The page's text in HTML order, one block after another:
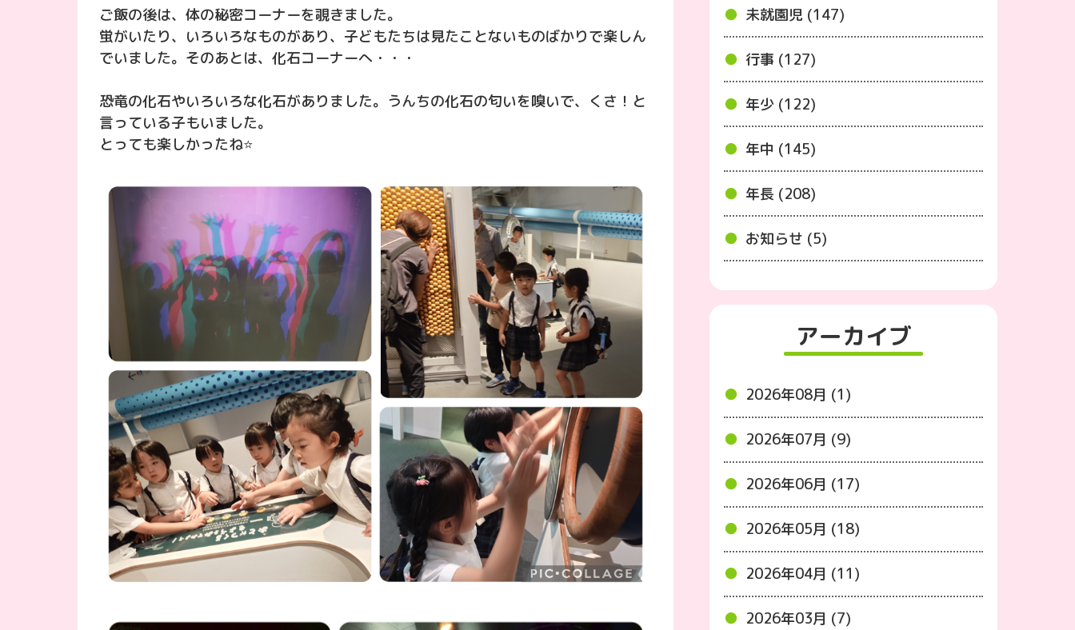
ご飯の後は、体の秘密コーナーを覗きました。
蛍がいたり、いろいろなものがあり、子どもたちは見たことないものばかりで楽しん
でいました。そのあとは、化石コーナーへ・・・
恐竜の化石やいろいろな化石がありました。うんちの化石の匂いを嗅いで、くさ！と
言っている子もいました。
とっても楽しかったね⭐️
未就園児 (147)
行事 (127)
年少 (122)
年中 (145)
年長 (208)
お知らせ (5)
アーカイブ
2026年08月 (1)
2026年07月 (9)
2026年06月 (17)
2026年05月 (18)
2026年04月 (11)
2026年03月 (7)